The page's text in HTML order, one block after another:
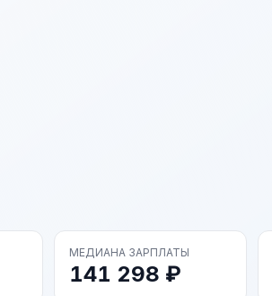
МЕДИАНА ЗАРПЛАТЫ
141 298 ₽